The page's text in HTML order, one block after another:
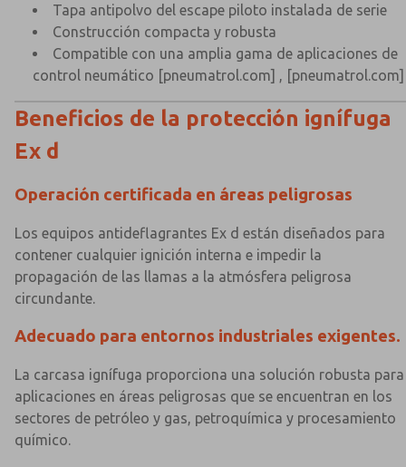
Tapa antipolvo del escape piloto instalada de serie
Construcción compacta y robusta
Compatible con una amplia gama de aplicaciones de
control neumático [pneumatrol.com] , [pneumatrol.com]
Beneficios de la protección ignífuga
Ex d
Operación certificada en áreas peligrosas
Los equipos antideflagrantes Ex d están diseñados para
contener cualquier ignición interna e impedir la
propagación de las llamas a la atmósfera peligrosa
circundante.
Adecuado para entornos industriales exigentes.
La carcasa ignífuga proporciona una solución robusta para
aplicaciones en áreas peligrosas que se encuentran en los
sectores de petróleo y gas, petroquímica y procesamiento
químico.